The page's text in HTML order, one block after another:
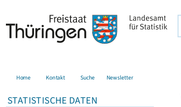
Home Kontakt Suche Newsletter
STATISTISCHE DATEN